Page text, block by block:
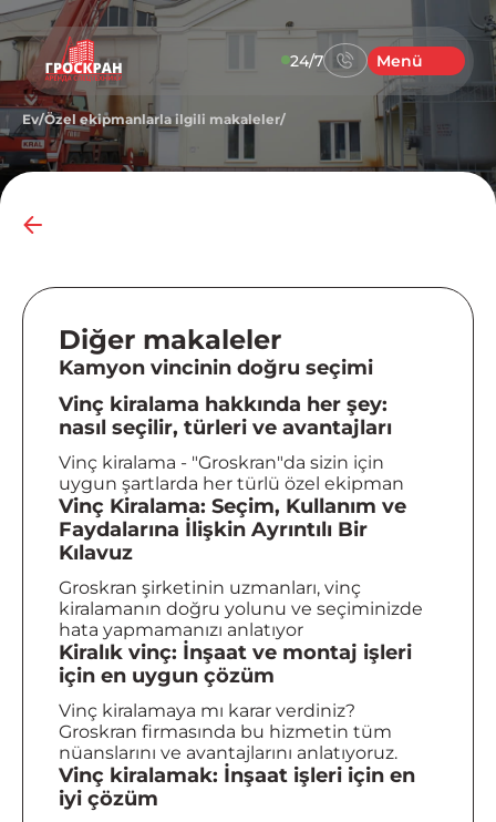
24/7 Menü
Ev/Özel ekipmanlarla ilgili makaleler/
Diğer makaleler
Kamyon vincinin doğru seçimi
Vinç kiralama hakkında her şey:
nasıl seçilir, türleri ve avantajları
Vinç kiralama - "Groskran"da sizin için
uygun şartlarda her türlü özel ekipman
Vinç Kiralama: Seçim, Kullanım ve
Faydalarına İlişkin Ayrıntılı Bir
Kılavuz
Groskran şirketinin uzmanları, vinç
kiralamanın doğru yolunu ve seçiminizde
hata yapmamanızı anlatıyor
Kiralık vinç: İnşaat ve montaj işleri
için en uygun çözüm
Vinç kiralamaya mı karar verdiniz?
Groskran firmasında bu hizmetin tüm
nüanslarını ve avantajlarını anlatıyoruz.
Vinç kiralamak: İnşaat işleri için en
iyi çözüm